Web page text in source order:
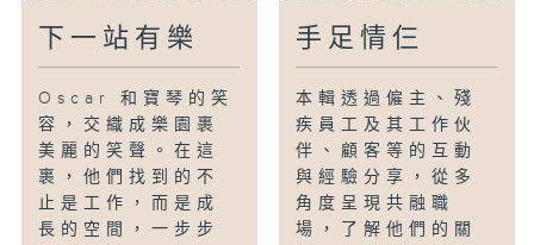
下一站有樂
Oscar 和寶琴的笑
容，交織成樂園裹
美麗的笑聲。在這
裹，他們找到的不
止是工作，而是成
長的空間，一步步
手足情仨
本輯透過僱主、殘
疾員工及其工作伙
伴、顧客等的互動
與經驗分享，從多
角度呈現共融職
場，了解他們的關